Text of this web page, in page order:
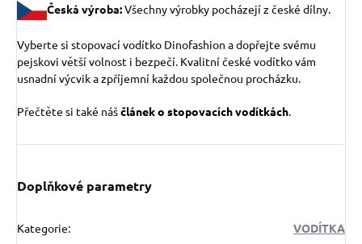
Česká výroba:Všechny výrobky pocházejí z české dílny.
Vyberte si stopovací vodítko Dinofashion a dopřejte svému
pejskovi větší volnost i bezpečí. Kvalitní české vodítko vám
usnadní výcvik a zpříjemní každou společnou procházku.
Přečtěte si také náščlánek o stopovacích vodítkách.
Doplňkové parametry
Kategorie: VODÍTKA